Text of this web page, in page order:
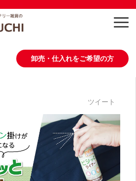
卸売・仕入れをご希望の方
作り方・レシピ
会社概要
お問い合わせ
ツイート